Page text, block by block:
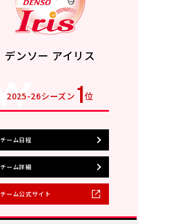
デンソー アイリス
2025-26シーズン 1位
チーム日程
チーム詳細
チーム公式サイト